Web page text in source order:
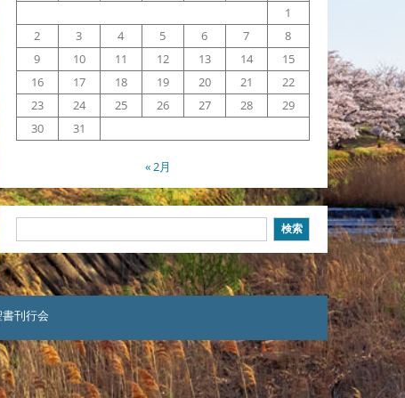
1
2
3 4 5 6 7
8
9
10 11 12 13 14
15
16
17 18 19 20 21
22
23
24 25 26 27 28
29
30
31
« 2月
索
検索
刊行会